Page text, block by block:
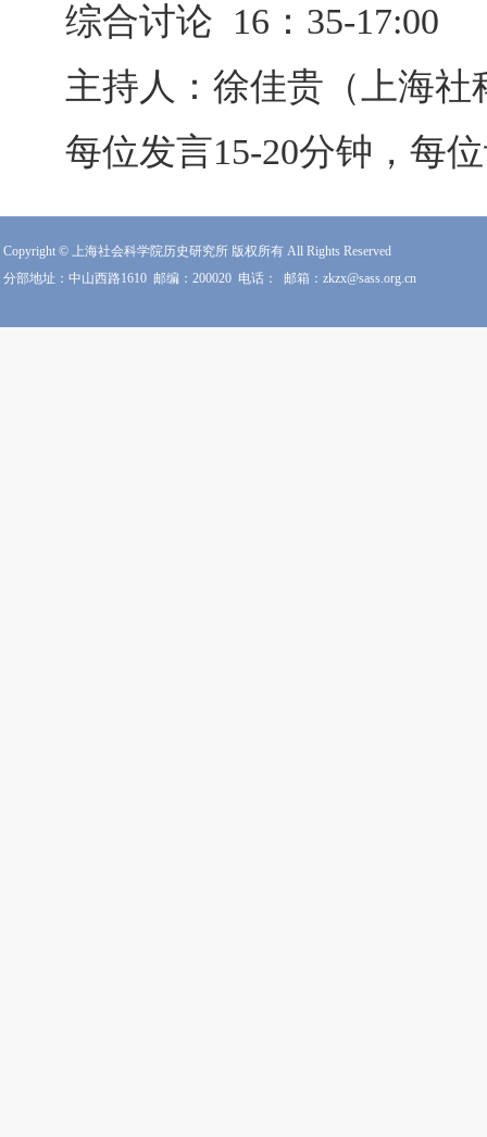
综合讨论 16：35-17:00
主持人：徐佳贵（上海
每位发言15-20分钟，每
Copyright © 上海社会科学院历史研究所 版权所有 All Rights Reserved
分部地址：中山西路1610 邮编：200020 电话： 邮箱：zkzx@sass.org.cn